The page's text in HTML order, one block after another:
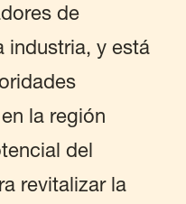
de
industria, y está
la región
del
revitalizar la